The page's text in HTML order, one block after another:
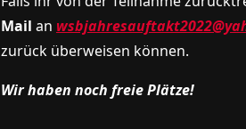
Mail an
zurück überweisen können.
Wir haben noch freie Plätze!